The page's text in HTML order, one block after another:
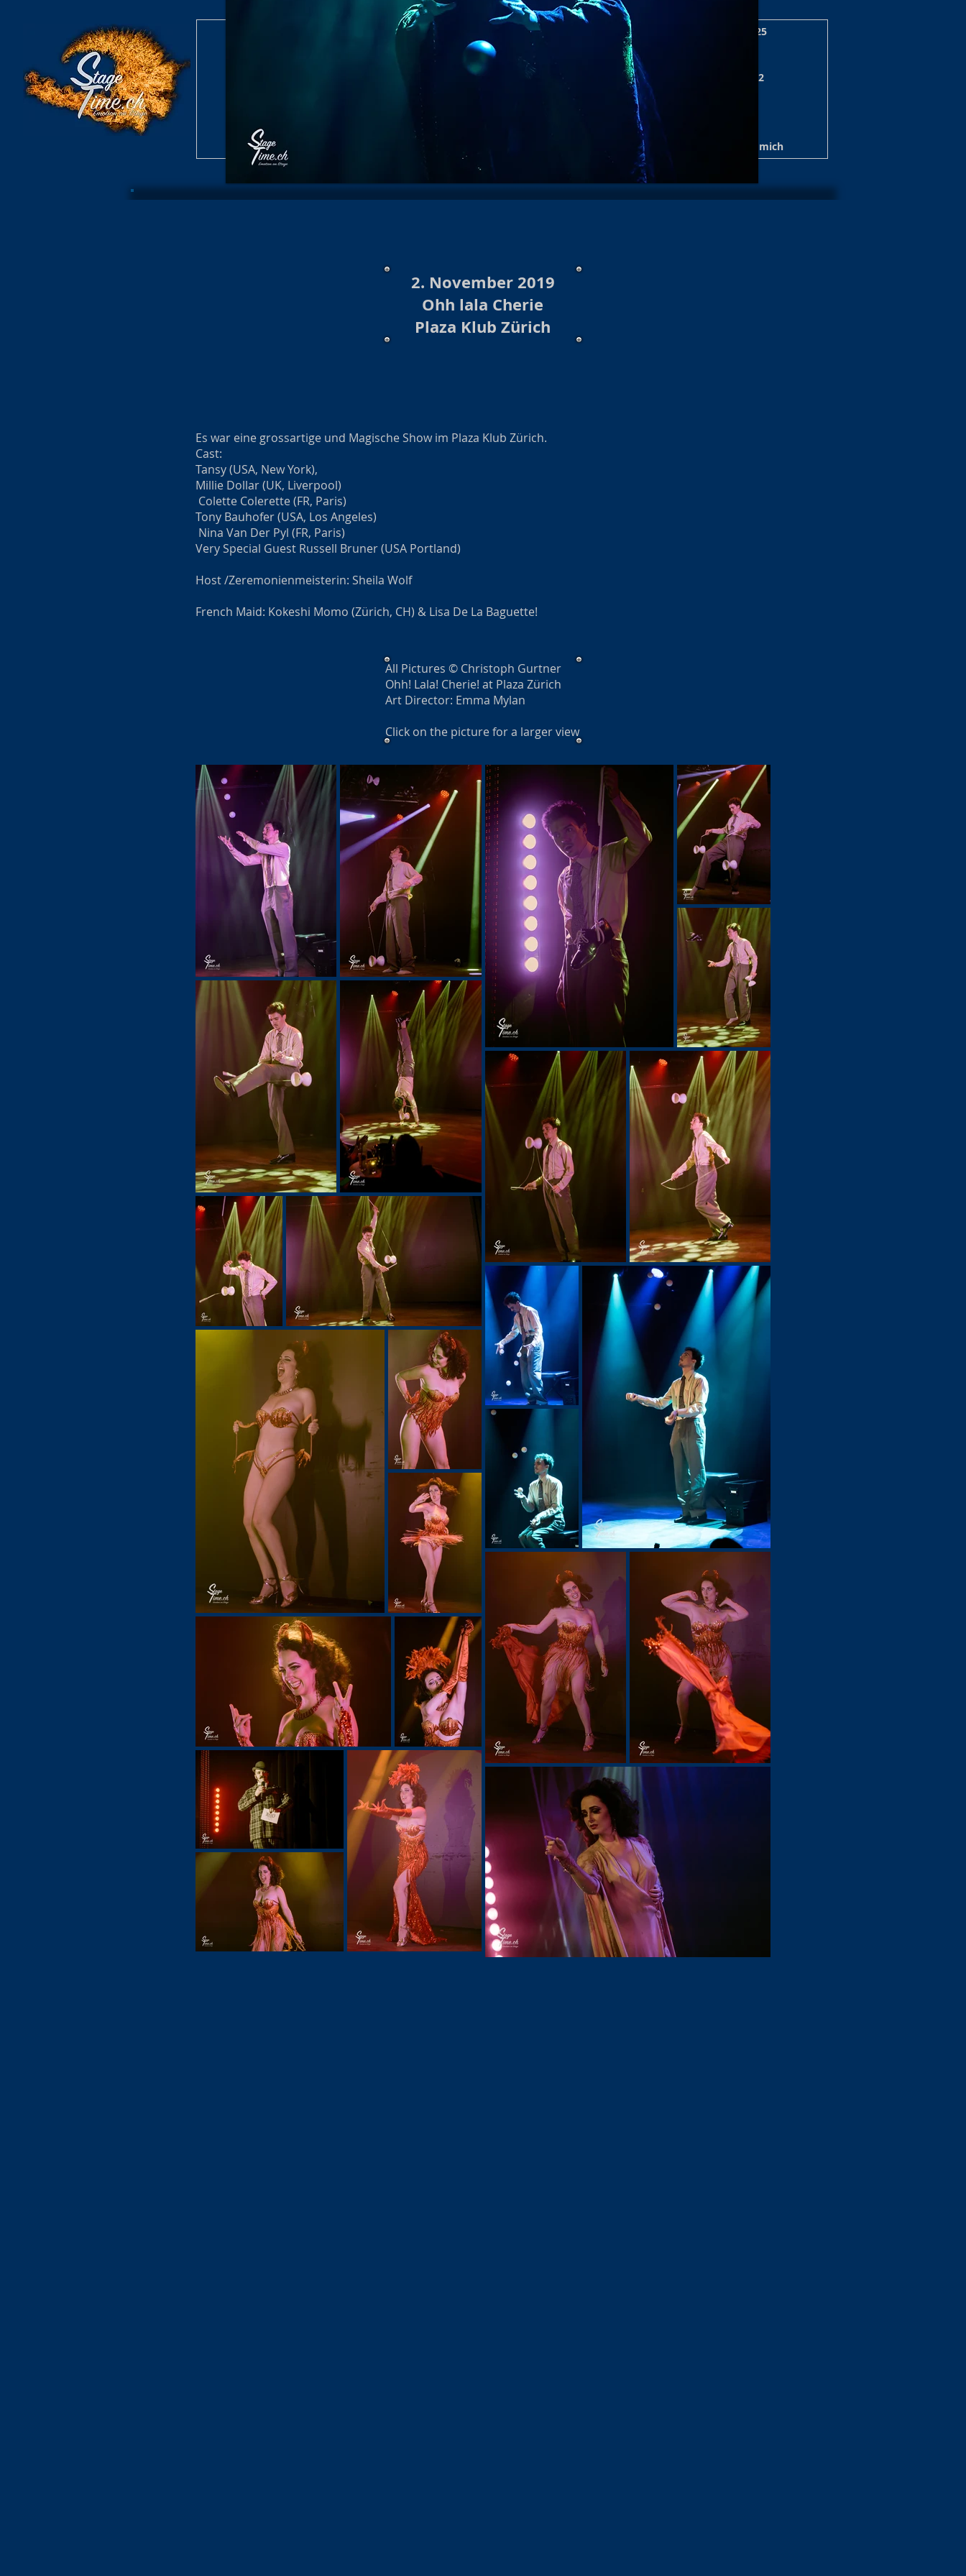
Konzert/Show 2026 Baloise Session
Konzerte/Shows Archiv 2025
Konzerte/Shows Archiv 2023
Burlesque Shows 2024/25 Archiv
Burlesque Shows 2022/23 Archiv
Konzert/Shows Archiv 2022
Konzerte / Show Archiv 2020
Konzerte /Show Archiv 2019
Burlesque Shows Archiv 2019/20
Burlesque Revues Archiv 2018/19
Konzert Archiv 2017 Über mich
2. November 2019
Ohh lala Cherie
Plaza Klub Zürich
Es war eine grossartige und Magische Show im Plaza Klub Zürich.
Cast:
Tansy (USA, New York),
Millie Dollar (UK, Liverpool)
Colette Colerette (FR, Paris)
Tony Bauhofer (USA, Los Angeles)
Nina Van Der Pyl (FR, Paris)
Very Special Guest Russell Bruner (USA Portland)
Host /Zeremonienmeisterin: Sheila Wolf
French Maid: Kokeshi Momo (Zürich, CH) & Lisa De La Baguette!
All Pictures © Christoph Gurtner
Ohh! Lala! Cherie! at Plaza Zürich
Art Director: Emma Mylan
Click on the picture for a larger view